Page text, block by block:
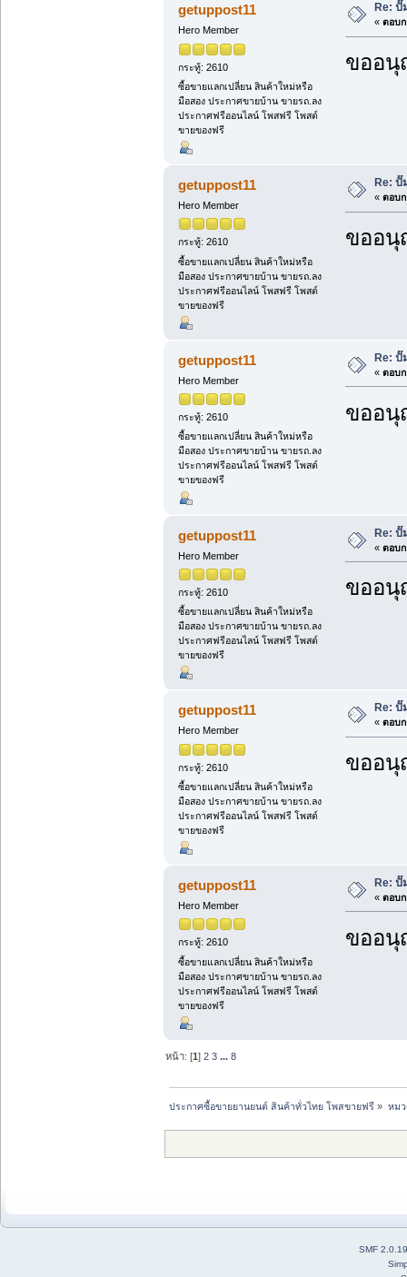
getuppost11
Hero Member
กระทู้: 2610
ซื้อขายแลกเปลี่ยน สินค้าใหม่หรือ
มือสอง ประกาศขายบ้าน ขายรถ.ลง
ประกาศฟรีออนไลน์ โพสฟรี โพสต์
ขายของฟรี
Re:
« ตอบก
ขออนุ
getuppost11
Hero Member
กระทู้: 2610
ซื้อขายแลกเปลี่ยน สินค้าใหม่หรือ
มือสอง ประกาศขายบ้าน ขายรถ.ลง
ประกาศฟรีออนไลน์ โพสฟรี โพสต์
ขายของฟรี
Re:
« ตอบก
ขออนุ
getuppost11
Hero Member
กระทู้: 2610
ซื้อขายแลกเปลี่ยน สินค้าใหม่หรือ
มือสอง ประกาศขายบ้าน ขายรถ.ลง
ประกาศฟรีออนไลน์ โพสฟรี โพสต์
ขายของฟรี
Re: ปั๊
« ตอบก
ขออนุ
getuppost11
Hero Member
กระทู้: 2610
ซื้อขายแลกเปลี่ยน สินค้าใหม่หรือ
มือสอง ประกาศขายบ้าน ขายรถ.ลง
ประกาศฟรีออนไลน์ โพสฟรี โพสต์
ขายของฟรี
Re: ปั๊
« ตอบก
ขออนุ
getuppost11
Hero Member
กระทู้: 2610
ซื้อขายแลกเปลี่ยน สินค้าใหม่หรือ
มือสอง ประกาศขายบ้าน ขายรถ.ลง
ประกาศฟรีออนไลน์ โพสฟรี โพสต์
ขายของฟรี
Re:
« ตอบก
ขออนุ
getuppost11
Hero Member
กระทู้: 2610
ซื้อขายแลกเปลี่ยน สินค้าใหม่หรือ
มือสอง ประกาศขายบ้าน ขายรถ.ลง
ประกาศฟรีออนไลน์ โพสฟรี โพสต์
ขายของฟรี
Re:
« ตอบก
ขออนุ
หน้า: [1]2 3 ...8
ประกาศซื้อขายยานยนต์ สินค้าทั่วไทย โพสขายฟรี » หม
SMF 2.0.19